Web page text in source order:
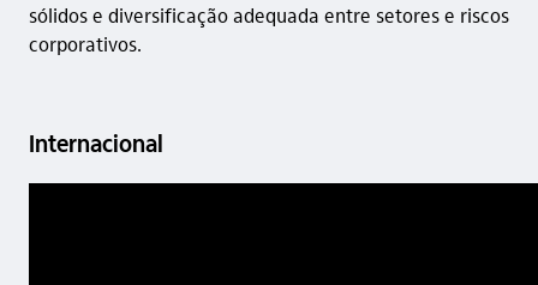
sólidos e diversificação adequada entre setores e riscos
corporativos.
Internacional